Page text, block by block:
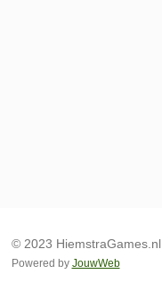
© 2023 HiemstraGames.nl
Powered by JouwWeb